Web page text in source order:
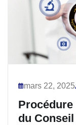
mars 22, 2025
du